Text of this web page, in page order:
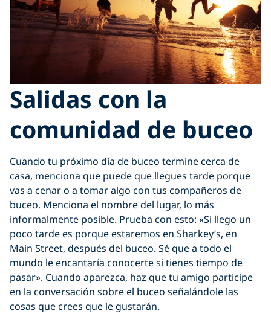
Salidas con la
comunidad de buceo
Cuando tu próximo día de buceo termine cerca de
casa, menciona que puede que llegues tarde porque
vas a cenar o a tomar algo con tus compañeros de
buceo. Menciona el nombre del lugar, lo más
informalmente posible. Prueba con esto: «Si llego un
poco tarde es porque estaremos en Sharkey’s, en
Main Street, después del buceo. Sé que a todo el
mundo le encantaría conocerte si tienes tiempo de
pasar». Cuando aparezca, haz que tu amigo participe
en la conversación sobre el buceo señalándole las
cosas que crees que le gustarán.